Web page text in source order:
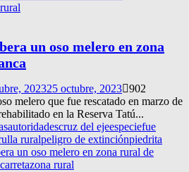
un oso melero en zona
202325 octubre, 2023 902
melero que fue rescatado en marzo de
en la Reserva Tatú...
autoridadescruz del ejeespeciefue
ruralpeligro de extinciónpiedrita
un oso melero en zona rural de
zona rural